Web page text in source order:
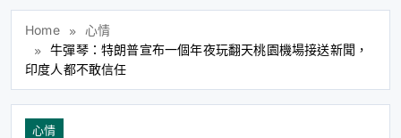
Home
心情
牛彈琴：特朗普宣布一個年夜玩翻天桃園機場接送新聞，
印度人都不敢信任
心情